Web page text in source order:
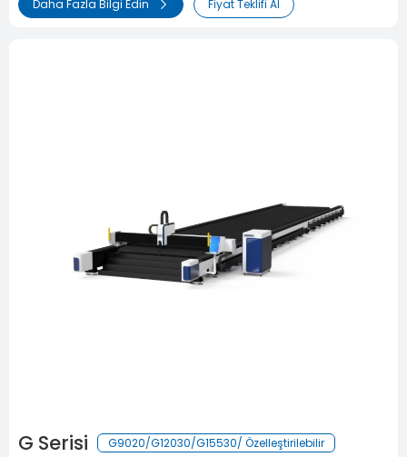
Daha Fazla Bilgi Edin Fiyat Teklifi Al
G Serisi G9020/G12030/G15530/ Özelleştirilebilir